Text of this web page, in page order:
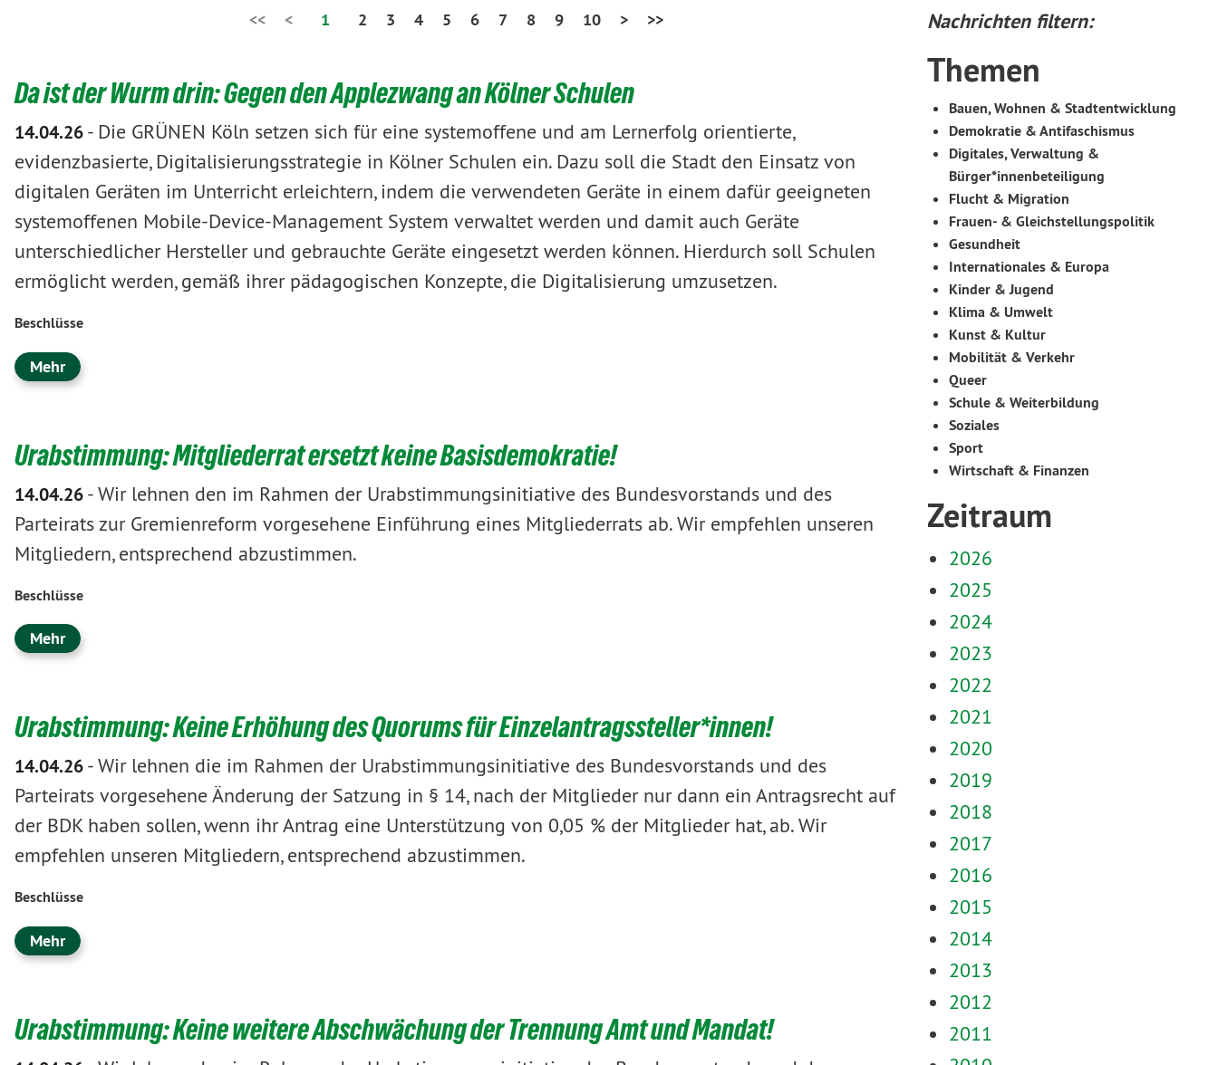
<< < 1 2 3 4 5 6 7 8 9 10 > >>
Da ist der Wurm drin: Gegen den Applezwang an Kölner Schulen
14.04.26- Die GRÜNEN Köln setzen sich für eine systemoffene und am Lernerfolg orientierte,
evidenzbasierte, Digitalisierungsstrategie in Kölner Schulen ein. Dazu soll die Stadt den Einsatz von
digitalen Geräten im Unterricht erleichtern, indem die verwendeten Geräte in einem dafür geeigneten
systemoffenen Mobile-Device-Management System verwaltet werden und damit auch Geräte
unterschiedlicher Hersteller und gebrauchte Geräte eingesetzt werden können. Hierdurch soll Schulen
ermöglicht werden, gemäß ihrer pädagogischen Konzepte, die Digitalisierung umzusetzen.
Beschlüsse
Mehr
Urabstimmung: Mitgliederrat ersetzt keine Basisdemokratie!
14.04.26-Wir lehnen den im Rahmen der Urabstimmungsinitiative des Bundesvorstands und des
Parteirats zur Gremienreform vorgesehene Einführung eines Mitgliederrats ab. Wir empfehlen unseren
Mitgliedern, entsprechend abzustimmen.
Beschlüsse
Mehr
Urabstimmung: Keine Erhöhung des Quorums für Einzelantragssteller*innen!
14.04.26-Wir lehnen die im Rahmen der Urabstimmungsinitiative des Bundesvorstands und des
Parteirats vorgesehene Änderung der Satzung in § 14, nach der Mitglieder nur dann ein Antragsrecht auf
der BDK haben sollen, wenn ihr Antrag eine Unterstützung von 0,05 % der Mitglieder hat, ab. Wir
empfehlen unseren Mitgliedern, entsprechend abzustimmen.
Beschlüsse
Mehr
Urabstimmung: Keine weitere Abschwächung der Trennung Amt und Mandat!
Nachrichten filtern:
Themen
Bauen, Wohnen & Stadtentwicklung
Demokratie & Antifaschismus
Digitales, Verwaltung &
Bürger*innenbeteiligung
Flucht & Migration
Frauen- & Gleichstellungspolitik
Gesundheit
Internationales & Europa
Kinder & Jugend
Klima & Umwelt
Kunst & Kultur
Mobilität & Verkehr
Queer
Schule & Weiterbildung
Soziales
Sport
Wirtschaft & Finanzen
Zeitraum
2026
2025
2024
2023
2022
2021
2020
2019
2018
2017
2016
2015
2014
2013
2012
2011